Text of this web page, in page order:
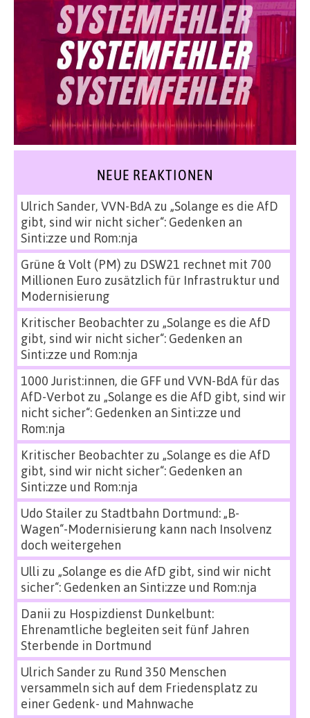
NEUE REAKTIONEN
Ulrich Sander, VVN-BdAzu „Solange es die AfD
gibt, sind wir nicht sicher“: Gedenken an
Sinti:zze und Rom:nja
Grüne & Volt (PM) zu DSW21 rechnet mit 700
Millionen Euro zusätzlich für Infrastruktur und
Modernisierung
Kritischer Beobachterzu „Solange es die AfD
gibt, sind wir nicht sicher“: Gedenken an
Sinti:zze und Rom:nja
1000 Jurist:innen, die GFF und VVN-BdA für das
AfD-Verbot zu „Solange es die AfD gibt, sind wir
nicht sicher“: Gedenken an Sinti:zze und
Rom:nja
Kritischer Beobachterzu „Solange es die AfD
gibt, sind wir nicht sicher“: Gedenken an
Sinti:zze und Rom:nja
Udo Stailerzu Stadtbahn Dortmund: „B-
Wagen“-Modernisierung kann nach Insolvenz
doch weitergehen
Ulli zu „Solange es die AfD gibt, sind wir nicht
sicher“: Gedenken an Sinti:zze und Rom:nja
Danii zu Hospizdienst Dunkelbunt:
Ehrenamtliche begleiten seit fünf Jahren
Sterbende in Dortmund
Ulrich Sanderzu Rund 350 Menschen
versammeln sich auf dem Friedensplatz zu
einer Gedenk- und Mahnwache